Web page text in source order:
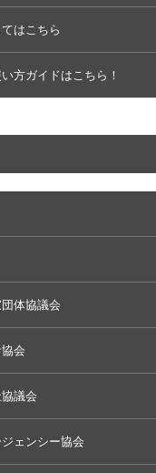
はこちら
方ガイドはこちら！
体協議会
会
議会
ェンシー協会